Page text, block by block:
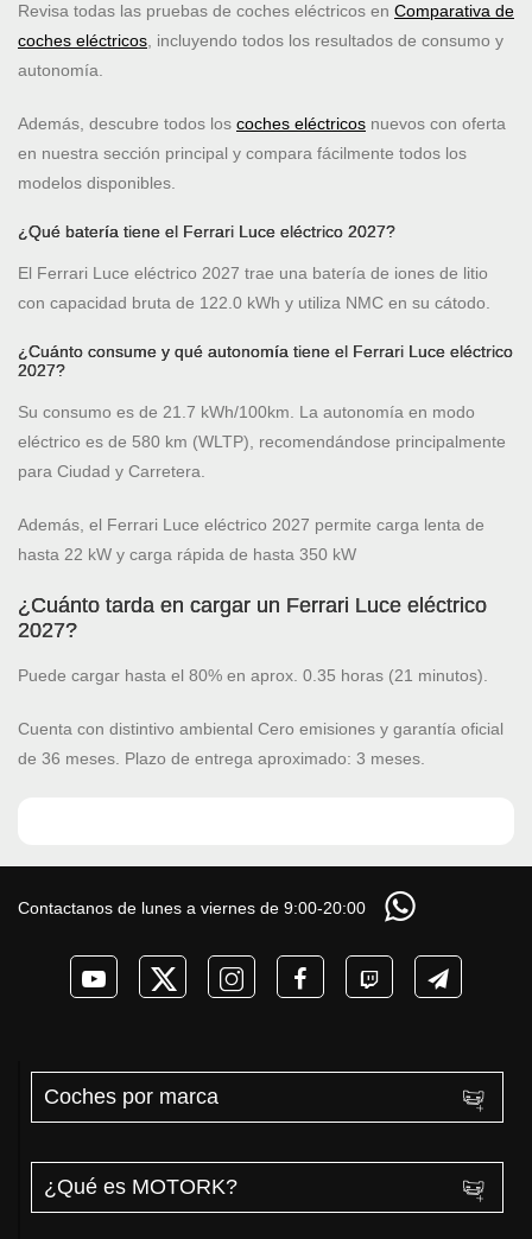
Revisa todas las pruebas de coches eléctricos en Comparativa de
coches eléctricos, incluyendo todos los resultados de consumo y
autonomía.
Además, descubre todos los coches eléctricos nuevos con oferta
en nuestra sección principal y compara fácilmente todos los
modelos disponibles.
¿Qué batería tiene el Ferrari Luce eléctrico 2027?
El Ferrari Luce eléctrico 2027 trae una batería de iones de litio
con capacidad bruta de 122.0 kWh y utiliza NMC en su cátodo.
¿Cuánto consume y qué autonomía tiene el Ferrari Luce eléctrico
2027?
Su consumo es de 21.7 kWh/100km. La autonomía en modo
eléctrico es de 580 km (WLTP), recomendándose principalmente
para Ciudad y Carretera.
Además, el Ferrari Luce eléctrico 2027 permite carga lenta de
hasta 22 kW y carga rápida de hasta 350 kW
¿Cuánto tarda en cargar un Ferrari Luce eléctrico
2027?
Puede cargar hasta el 80% en aprox. 0.35 horas (21 minutos).
Cuenta con distintivo ambiental Cero emisiones y garantía oficial
de 36 meses. Plazo de entrega aproximado: 3 meses.
Contactanos de lunes a viernes de 9:00-20:00
Coches por marca
¿Qué es MOTORK?